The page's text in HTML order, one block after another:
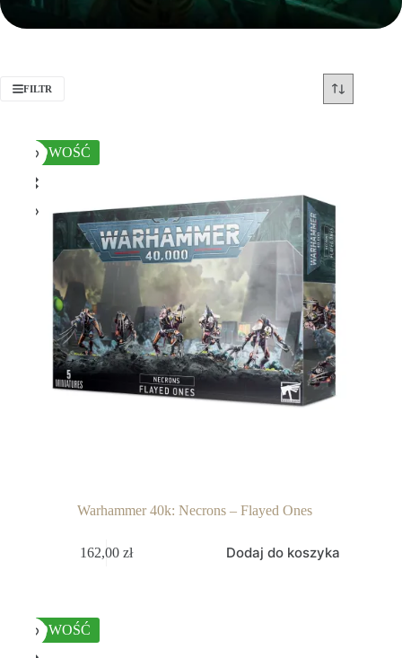
FILTR
NOWOŚĆ
Warhammer 40k: Necrons – Flayed Ones
162,00zł Dodaj do koszyka
NOWOŚĆ